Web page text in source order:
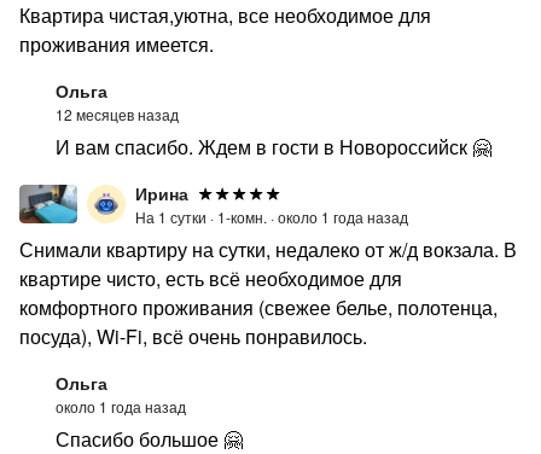
Квартира чистая,уютна, все необходимое для
проживания имеется.
Ольга
12 месяцев назад
И вам спасибо. Ждем в гости в Новороссийск 🤗
Ирина
На 1 сутки · 1-комн. ·около 1 года назад
Снимали квартиру на сутки, недалеко от ж/д вокзала. В
квартире чисто, есть всё необходимое для
комфортного проживания (свежее белье, полотенца,
посуда), Wi-Fi, всё очень понравилось.
Ольга
около 1 года назад
Спасибо большое 🤗